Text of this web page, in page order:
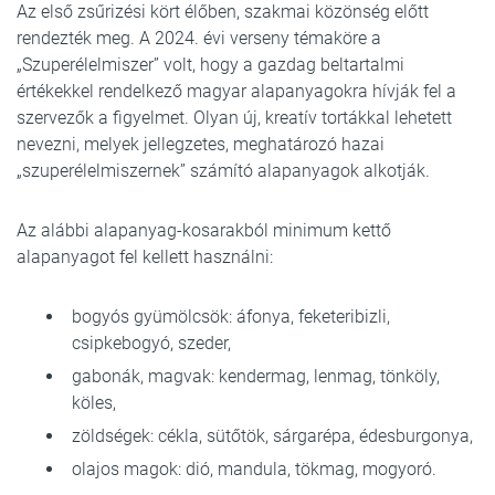
Az első zsűrizési kört élőben, szakmai közönség előtt
rendezték meg. A 2024. évi verseny témaköre a
„Szuperélelmiszer” volt, hogy a gazdag beltartalmi
értékekkel rendelkező magyar alapanyagokra hívják fel a
szervezők a figyelmet. Olyan új, kreatív tortákkal lehetett
nevezni, melyek jellegzetes, meghatározó hazai
„szuperélelmiszernek” számító alapanyagok alkotják.
Az alábbi alapanyag-kosarakból minimum kettő
alapanyagot fel kellett használni:
bogyós gyümölcsök: áfonya, feketeribizli,
csipkebogyó, szeder,
gabonák, magvak: kendermag, lenmag, tönköly,
köles,
zöldségek: cékla, sütőtök, sárgarépa, édesburgonya,
olajos magok: dió, mandula, tökmag, mogyoró.